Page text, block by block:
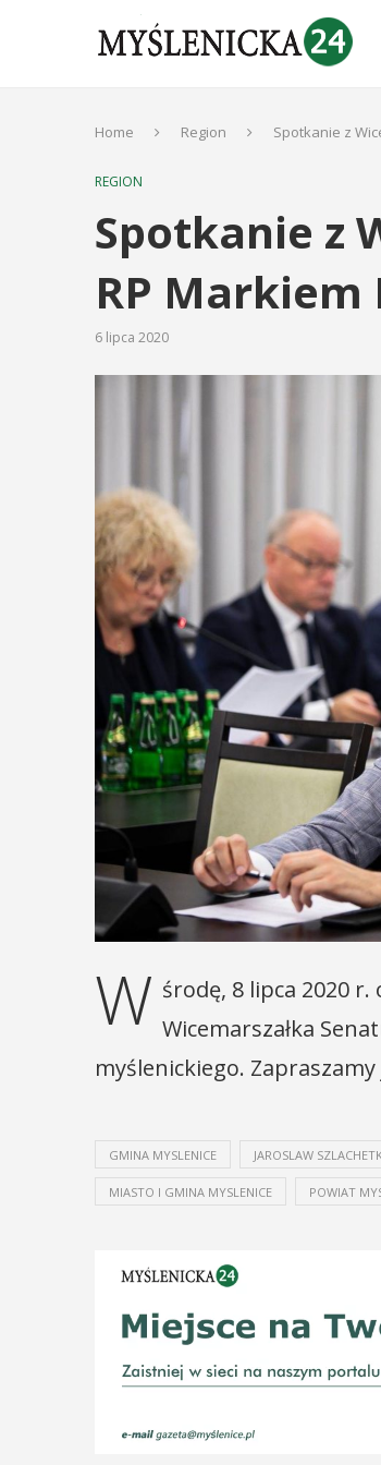
Home Region Spotkanie z
REGION
Spotkanie z
RP Markiem
6 lipca 2020
W środę, 8 lipca 2020
Wicemarszałka
myślenickiego.
GMINA MYSLENICE JAROSLAW
MIASTO I GMINA MYSLENICE POWIAT